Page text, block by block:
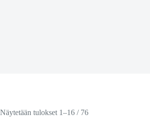
Näytetään tulokset 1–16 / 76Suosituimmat